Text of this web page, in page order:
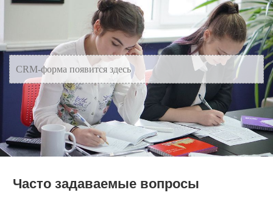
CRM-форма появится здесь
Часто задаваемые вопросы